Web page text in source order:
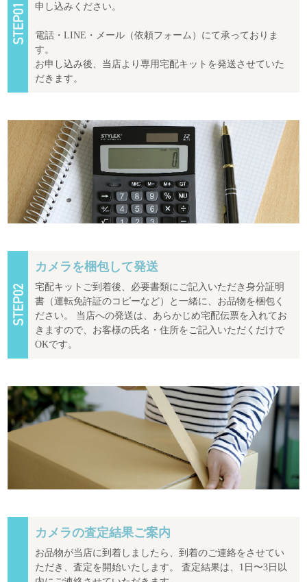
申し込みください。
電話・LINE・メール（依頼フォーム）にて承っておりま
す。
お申し込み後、当店より専用宅配キットを発送させていた
だきます。
カメラを梱包して発送
宅配キットご到着後、必要書類にご記入いただき身分証明
書（運転免許証のコピーなど）と一緒に、お品物を梱包く
ださい。 当店への発送は、あらかじめ宅配伝票を入れてお
きますので、お客様の氏名・住所をご記入いただくだけで
OKです。
カメラの査定結果ご案内
お品物が当店に到着しましたら、到着のご連絡をさせてい
ただき、査定を開始いたします。 査定結果は、1日〜3日以